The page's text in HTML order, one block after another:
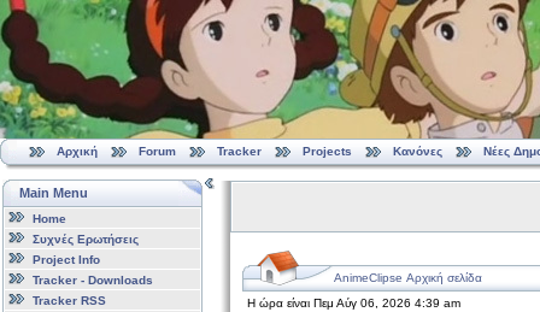
Αρχική Forum Tracker Projects Κανόνες Νέες
Main Menu
Home
Συχνές Ερωτήσεις
Project Info
Tracker - Downloads
Tracker RSS
AnimeClipse Αρχική σελίδα
Η ώρα είναι Πεμ Αύγ 06, 2026 4:39 am